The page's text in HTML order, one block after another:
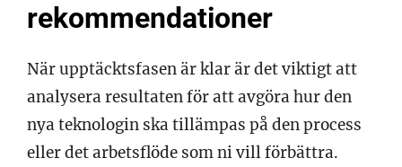
rekommendationer
När upptäcktsfasen är klar är det viktigt att
analysera resultaten för att avgöra hur den
nya teknologin ska tillämpas på den process
eller det arbetsflöde som ni vill förbättra.